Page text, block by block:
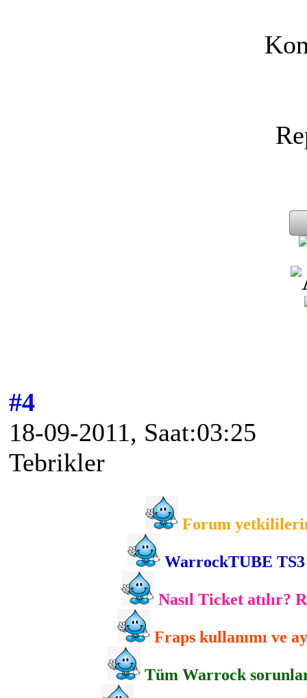
#4
18-09-2011, Saat:03:25
Tebrikler
Forum
WarrockTUBE
Nasıl Ticket atılır?
Fraps kullanımı ve
Tüm Warrock